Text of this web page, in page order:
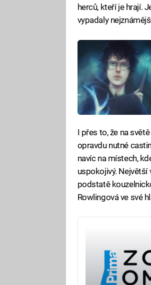
herců, kteří je hrají.
vypadaly
I přes to, že na
opravdu nutné
navíc na místech,
uspokojivý. Největší
podstatě
Rowlingová ve své